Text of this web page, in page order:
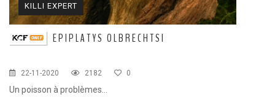
KILLI EXPERT
EPIPLATYS OLBRECHTSI
22-11-2020 2182 0
Un poisson à problèmes...